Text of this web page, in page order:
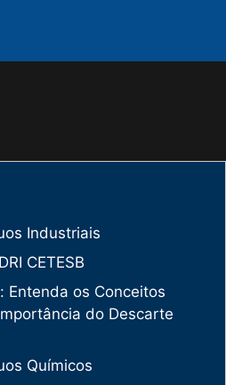
Industriais
CETESB
Entenda os Conceitos
do Descarte
Químicos